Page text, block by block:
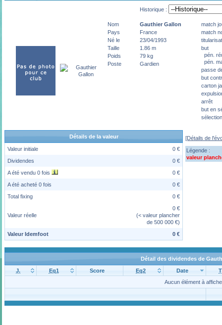
Historique :
Nom Gauthier Gallon
Pays
France
Né le
23/04/1993
Taille
1.86 m
Poids
79 kg
Poste
Gardien
match
match
but
pén.
pén.
passe
but
carton
arrêt
but en
sélection
Détails de la valeur
Valeur initiale
0 €
Dividendes
0 €
A été vendu 0 fois
0 €
A été acheté 0 fois
0 €
Total fixing
0 €
Valeur réelle
0 €
(< valeur plancher
de 500 000 €)
Valeur Idemfoot
0 €
[Détails de
Légende :
valeur
Détail des dividendes de
J.
Eq1 Score Eq2 Date
Aucun élément à